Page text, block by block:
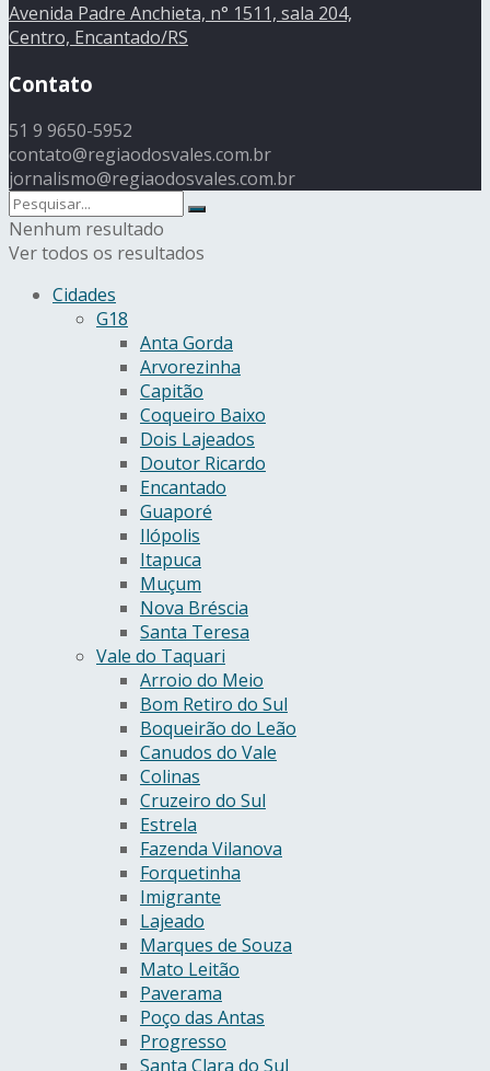
Avenida Padre Anchieta, n° 1511, sala 204,
Centro, Encantado/RS
Contato
51 9 9650-5952
contato@regiaodosvales.com.br
jornalismo@regiaodosvales.com.br
Nenhum resultado
Ver todos os resultados
Cidades
G18
Anta Gorda
Arvorezinha
Capitão
Coqueiro Baixo
Dois Lajeados
Doutor Ricardo
Encantado
Guaporé
Ilópolis
Itapuca
Muçum
Nova Bréscia
Santa Teresa
Vale do Taquari
Arroio do Meio
Bom Retiro do Sul
Boqueirão do Leão
Canudos do Vale
Colinas
Cruzeiro do Sul
Estrela
Fazenda Vilanova
Forquetinha
Imigrante
Lajeado
Marques de Souza
Mato Leitão
Paverama
Poço das Antas
Progresso
Santa Clara do Sul